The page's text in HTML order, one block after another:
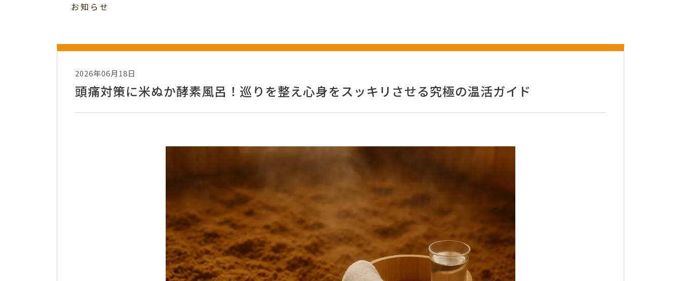
お知らせ
2026年06月18日
頭痛対策に米ぬか酵素風呂！巡りを整え心身をスッキリさせる究極の温活ガイド